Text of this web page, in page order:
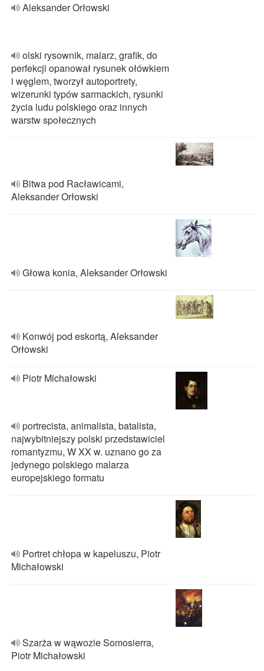
Aleksander Orłowski
olski rysownik, malarz, grafik, do
perfekcji opanował rysunek ołówkiem
i węglem, tworzył autoportrety,
wizerunki typów sarmackich, rysunki
życia ludu polskiego oraz innych
warstw społecznych
Bitwa pod Racławicami,
Aleksander Orłowski
Głowa konia, Aleksander Orłowski
Konwój pod eskortą, Aleksander
Orłowski
Piotr Michałowski
portrecista, animalista, batalista,
najwybitniejszy polski przedstawiciel
romantyzmu, W XX w. uznano go za
jedynego polskiego malarza
europejskiego formatu
Portret chłopa w kapeluszu, Piotr
Michałowski
Szarża w wąwozie Somosierra,
Piotr Michałowski